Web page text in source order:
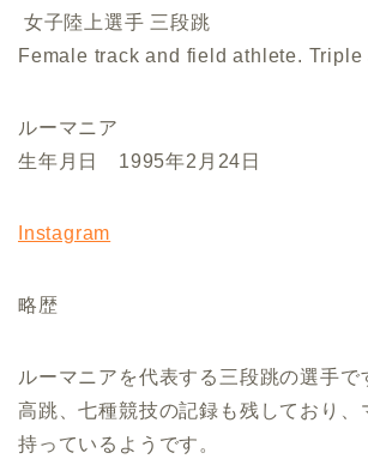
女子陸上選手 三段跳
Female track and field athlete. Triple
ルーマニア
生年月日 1995年2月24日
Instagram
略歴
ルーマニアを代表する三段跳の選手で
高跳、七種競技の記録も残しており、
持っているようです。